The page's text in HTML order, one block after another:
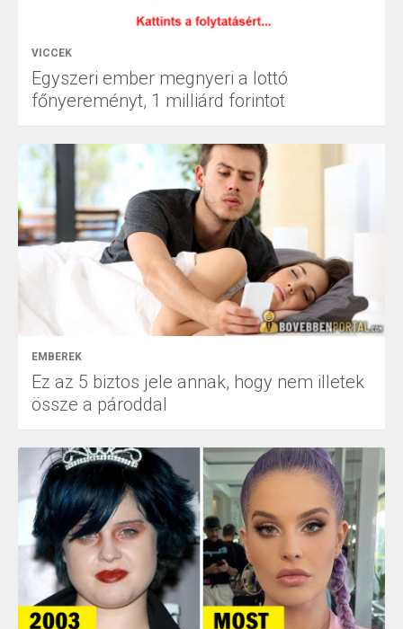
VICCEK
Egyszeri ember megnyeri a lottó
főnyereményt, 1 milliárd forintot
EMBEREK
Ez az 5 biztos jele annak, hogy nem illetek
össze a pároddal